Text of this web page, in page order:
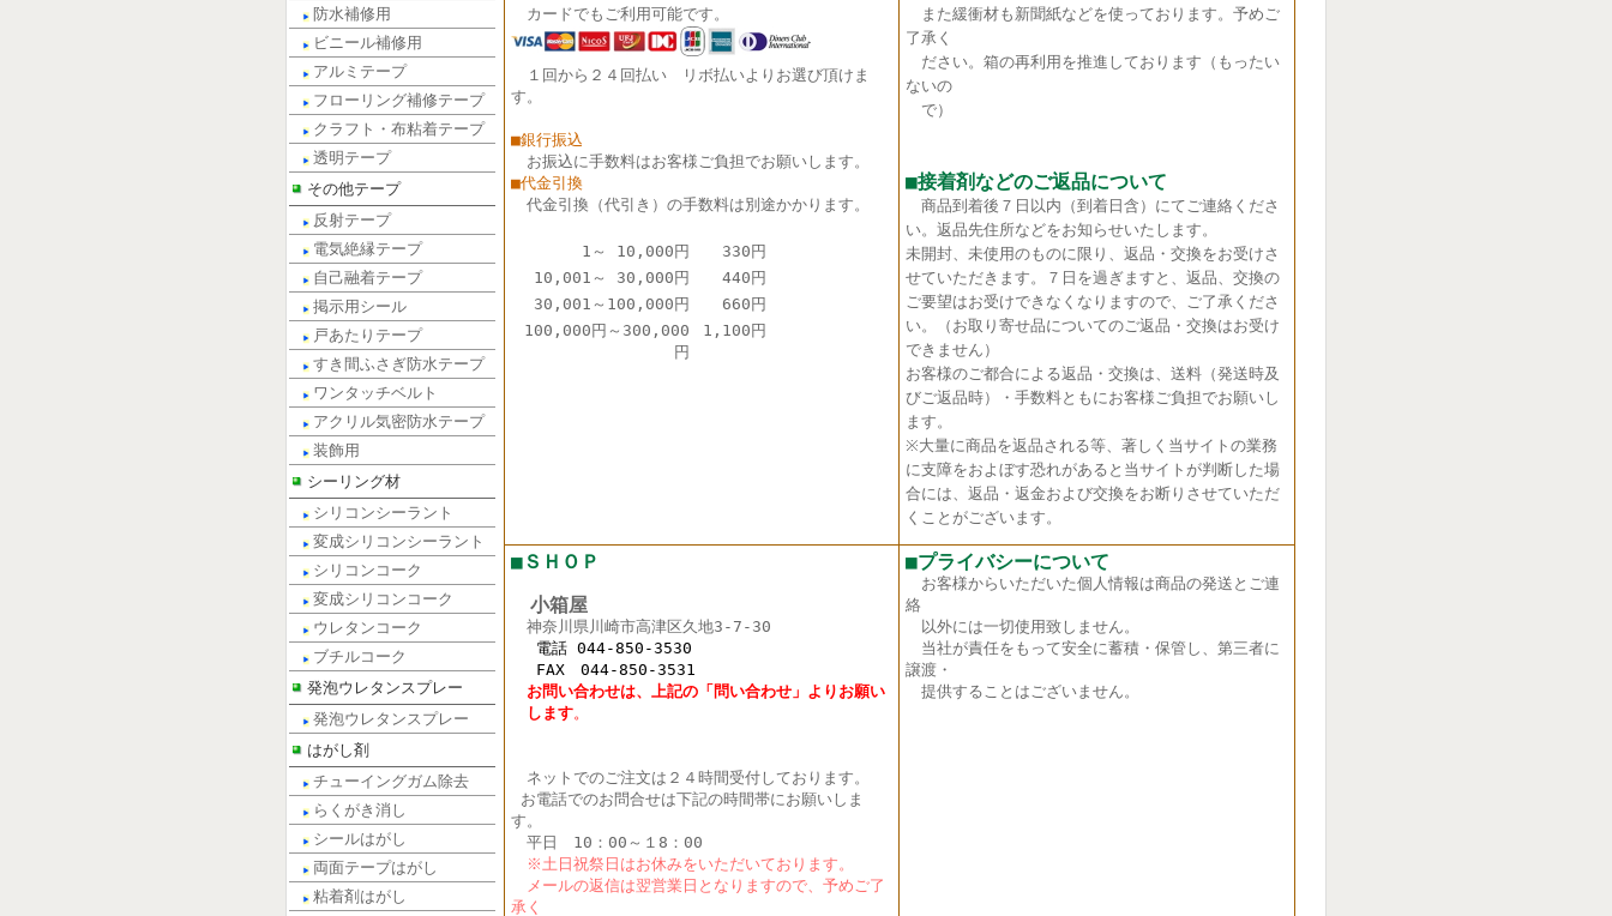
防水補修用
ビニール補修用
アルミテープ
フローリング補修テープ
クラフト・布粘着テープ
透明テープ
その他テープ
反射テープ
電気絶縁テープ
自己融着テープ
掲示用シール
戸あたりテープ
すき間ふさぎ防水テープ
ワンタッチベルト
アクリル気密防水テープ
装飾用
シーリング材
シリコンシーラント
変成シリコンシーラント
シリコンコーク
変成シリコンコーク
ウレタンコーク
ブチルコーク
発泡ウレタンスプレー
発泡ウレタンスプレー
はがし剤
チューイングガム除去
らくがき消し
シールはがし
両面テープはがし
粘着剤はがし
カードでもご利用可能です。
１回から２４回払い リボ払いよりお選び頂けま
す。
■銀行振込
お振込に手数料はお客様ご負担でお願いします。
■代金引換
代金引換（代引き）の手数料は別途かかります。
1～ 10,000円
330円
10,001～ 30,000円
440円
30,001～100,000円
660円
100,000円～300,000
円
1,100円
また緩衝材も新聞紙などを使っております。予めご
了承く
ださい。箱の再利用を推進しております（もったい
ないの
で）
■接着剤などのご返品について
商品到着後７日以内（到着日含）にてご連絡くださ
い。返品先住所などをお知らせいたします。
未開封、未使用のものに限り、返品・交換をお受けさ
せていただきます。７日を過ぎますと、返品、交換の
ご要望はお受けできなくなりますので、ご了承くださ
い。（お取り寄せ品についてのご返品・交換はお受け
できません）
お客様のご都合による返品・交換は、送料（発送時及
びご返品時）・手数料ともにお客様ご負担でお願いし
ます。
※大量に商品を返品される等、著しく当サイトの業務
に支障をおよぼす恐れがあると当サイトが判断した場
合には、返品・返金および交換をお断りさせていただ
くことがございます。
■ＳＨＯＰ
小箱屋
神奈川県川崎市高津区久地3-7-30
電話 044-850-3530
FAX 044-850-3531
お問い合わせは、上記の「問い合わせ」よりお願い
し ます。
ネットでのご注文は２４時間受付しております。
お電話でのお問合せは下記の時間帯にお願いしま
す。
平日 10：00～１8：00
※土日祝祭日はお休みをいただいております。
メールの返信は翌営業日となりますので、予めご了
承く
■プライバシーについて
お客様からいただいた個人情報は商品の発送とご連
絡
以外には一切使用致しません。
当社が責任をもって安全に蓄積・保管し、第三者に
譲渡・
提供することはございません。